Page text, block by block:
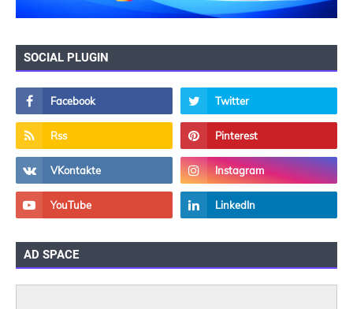
SOCIAL PLUGIN
AD SPACE